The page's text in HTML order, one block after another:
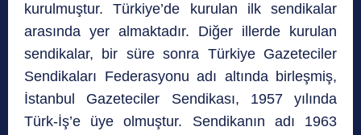
kurulmuştur. Türkiye’de kurulan ilk sendikalar
arasında yer almaktadır. Diğer illerde kurulan
sendikalar, bir süre sonra Türkiye Gazeteciler
Sendikaları Federasyonu adı altında birleşmiş,
İstanbul Gazeteciler Sendikası, 1957 yılında
Türk-İş’e üye olmuştur. Sendikanın adı 1963